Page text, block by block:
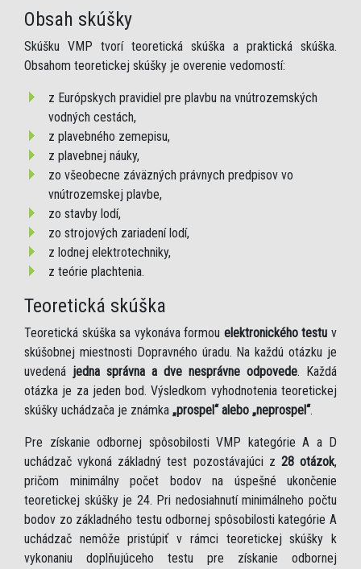
Obsah skúšky
Skúšku VMP tvorí teoretická skúška a praktická skúška.
Obsahom teoretickej skúšky je overenie vedomostí:
z Európskych pravidiel pre plavbu na vnútrozemských
vodných cestách,
z plavebného zemepisu,
z plavebnej náuky,
zo všeobecne záväzných právnych predpisov vo
vnútrozemskej plavbe,
zo stavby lodí,
zo strojových zariadení lodí,
z lodnej elektrotechniky,
z teórie plachtenia.
Teoretická skúška
Teoretická skúška sa vykonáva formou elektronického testu v
skúšobnej miestnosti Dopravného úradu. Na každú otázku je
uvedená jedna správna a dve nesprávne odpovede. Každá
otázka je za jeden bod. Výsledkom vyhodnotenia teoretickej
skúšky uchádzača je známka „prospel“ alebo „neprospel“.
Pre získanie odbornej spôsobilosti VMP kategórie A a D
uchádzač vykoná základný test pozostávajúci z 28 otázok,
pričom minimálny počet bodov na úspešné ukončenie
teoretickej skúšky je 24. Pri nedosiahnutí minimálneho počtu
bodov zo základného testu odbornej spôsobilosti kategórie A
uchádzač nemôže pristúpiť v rámci teoretickej skúšky k
vykonaniu doplňujúceho testu pre získanie odbornej